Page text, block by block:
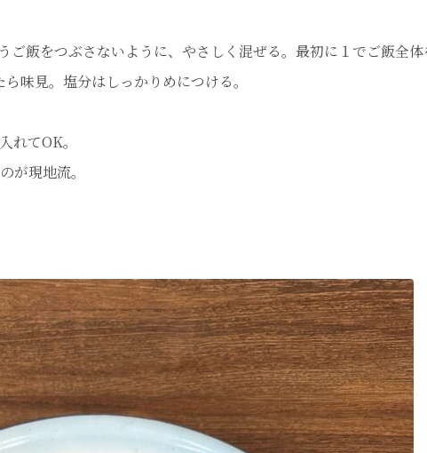
ご飯をつぶさないように、やさしく混ぜる。最初に１でご飯全
味見。塩分はしっかりめにつける。
れてOK。
が現地流。